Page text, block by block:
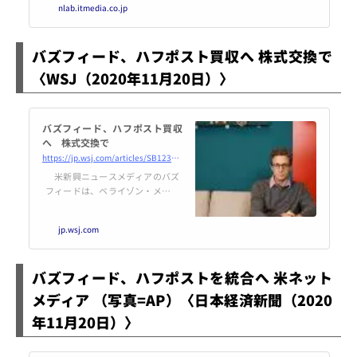
イブを開始したと発表しました。
インターネットアーカイブでは、
用。これにより、ブラウザであた
かもFlashプラグイ…
nlab.itmedia.co.jp
バズフィード、ハフポスト買収へ 株式交換で
〈WSJ（2020年11月20日）〉
バズフィード、ハフポスト買収
へ 株式交換で
https://jp.wsj.com/articles/SB12349489759024113764904587109052695439804
米新興ニュースメディアのバズ
フィードは、ベライゾン・メディ
jp.wsj.com
バズフィード、ハフポストを統合へ 米ネット
メディア （写真=AP）〈日本経済新聞（2020
年11月20日）〉